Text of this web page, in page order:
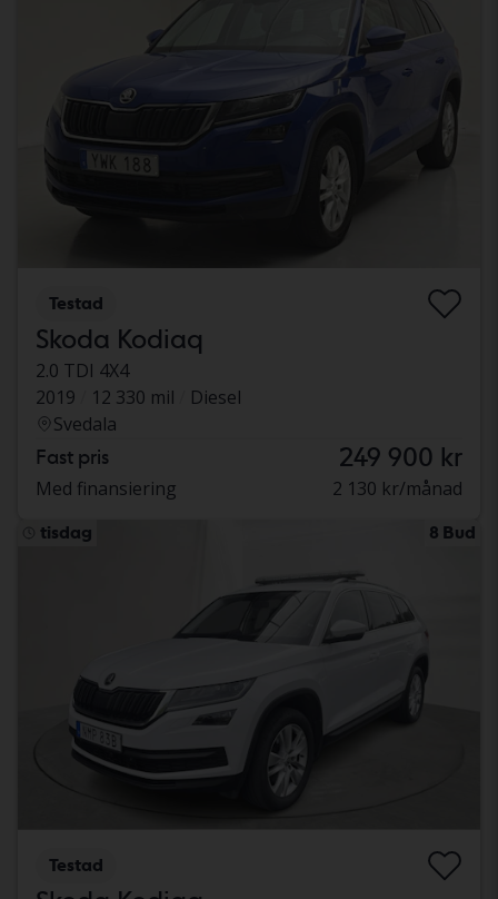
Testad
Skoda Kodiaq
2.0 TDI 4X4
2019
12 330 mil
Diesel
Svedala
Fast pris 249 900 kr
Med finansiering 2 130 kr/månad
tisdag 8 Bud
Testad